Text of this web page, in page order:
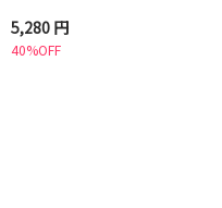
5,280 円
40%OFF